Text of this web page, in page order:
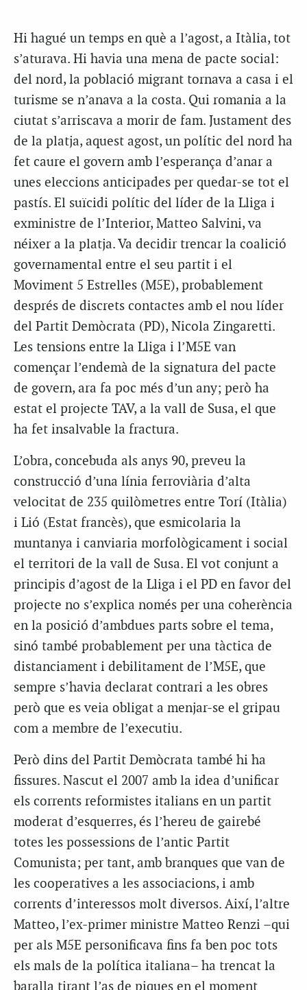
Hi hagué un temps en què a l’agost, a Itàlia, tot
s’aturava. Hi havia una mena de pacte social:
del nord, la població migrant tornava a casa i el
turisme se n’anava a la costa. Qui romania a la
ciutat s’arriscava a morir de fam. Justament des
de la platja, aquest agost, un polític del nord ha
fet caure el govern amb l’esperança d’anar a
unes eleccions anticipades per quedar-se tot el
pastís. El suïcidi polític del líder de la Lliga i
exministre de l’Interior, Matteo Salvini, va
néixer a la platja. Va decidir trencar la coalició
governamental entre el seu partit i el
Moviment 5 Estrelles (M5E), probablement
després de discrets contactes amb el nou líder
del Partit Demòcrata (PD), Nicola Zingaretti.
Les tensions entre la Lliga i l’M5E van
començar l’endemà de la signatura del pacte
de govern, ara fa poc més d’un any; però ha
estat el projecte TAV, a la vall de Susa, el que
ha fet insalvable la fractura.
L’obra, concebuda als anys 90, preveu la
construcció d’una línia ferroviària d’alta
velocitat de 235 quilòmetres entre Torí (Itàlia)
i Lió (Estat francès), que esmicolaria la
muntanya i canviaria morfològicament i social
el territori de la vall de Susa. El vot conjunt a
principis d’agost de la Lliga i el PD en favor del
projecte no s’explica només per una coherència
en la posició d’ambdues parts sobre el tema,
sinó també probablement per una tàctica de
distanciament i debilitament de l’M5E, que
sempre s’havia declarat contrari a les obres
però que es veia obligat a menjar-se el gripau
com a membre de l’executiu.
Però dins del Partit Demòcrata també hi ha
fissures. Nascut el 2007 amb la idea d’unificar
els corrents reformistes italians en un partit
moderat d’esquerres, és l’hereu de gairebé
totes les possessions de l’antic Partit
Comunista; per tant, amb branques que van de
les cooperatives a les associacions, i amb
corrents d’interessos molt diversos. Així, l’altre
Matteo, l’ex-primer ministre Matteo Renzi –qui
per als M5E personificava fins fa ben poc tots
els mals de la política italiana– ha trencat la